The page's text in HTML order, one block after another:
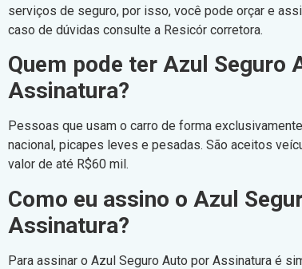
serviços de seguro, por isso, você pode orçar e
caso de dúvidas consulte a Resicór corretora.
Quem pode ter Azul Seguro
Assinatura?
Pessoas que usam o carro de forma
nacional, picapes leves e pesadas. São aceitos
valor de até R$60 mil.
Como eu assino o Azul
Assinatura?
Para assinar o Azul Seguro Auto por Assinatura é